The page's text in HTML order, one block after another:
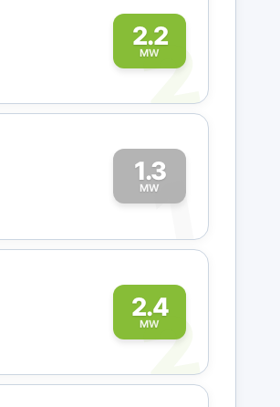
2.2
MW
2
1.3
MW
1
2.4
MW
2